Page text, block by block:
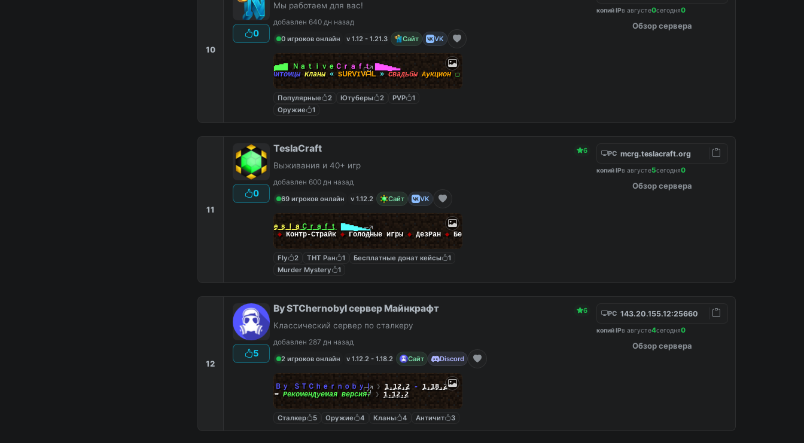
10
0
Мы работаем для вас!
добавлен 640 дн назад
0 игроков онлайн
v 1.12 - 1.21.3 Сайт VK
▂▃▄▅▆▇ Ｎａｔｉｖｅ Ｃｒａｆｔ ▇▆▅▄▃▂
Питомцы Кланы « SᑌᖇᐯIᐯᗩᒪ » СвадьбыАукцион ❏
Популярные 2 Ютуберы 2 PVP
1
Оружие
1
копий IPв августе0сегодня0
Обзор сервера
11
0
TeslaCraft 6
Выживания и 40+ игр
добавлен 600 дн назад
69 игроков онлайн
v 1.12.2 Сайт VK
Ｔｅｓｌａ Ｃｒａｆｔ
▇▆▅▄▃▂▁
◆ Контр-Страйк ◆ Голодные игры ◆ ДезРан ◆ БедВарс
Fly 2 ТНТ Ран 1 Бесплатные донат кейсы
1
Murder Mystery
1
PC mcrg.teslacraft.org
копий IPв августе5сегодня0
Обзор сервера
12
5
By STChernobyl сервер Майнкрафт 6
Классический сервер по сталкеру
добавлен 287 дн назад
2 игроков онлайн
v 1.12.2 - 1.18.2 Сайт Discord
Ｂｙ ＳＴＣｈｅｒｎｏｂｙｌ ❯ 1.12.2 - 1.18.2
➥ Рекомендуемая версия: ❯ 1.12.2
Сталкер 5 Оружие 4 Кланы 4 Античит 3
PC 143.20.155.12:25660
копий IPв августе4сегодня0
Обзор сервера